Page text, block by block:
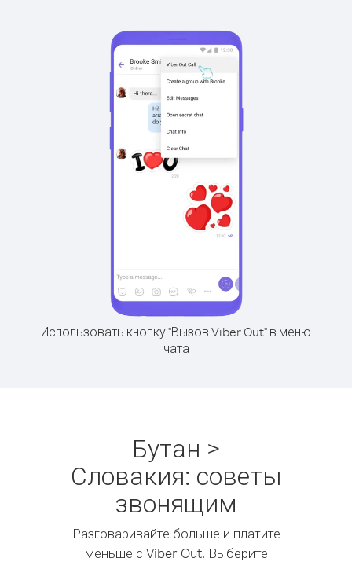
Использовать кнопку "Вызов Viber Out" в меню
чата
Бутан >
Словакия: советы
звонящим
Разговаривайте больше и платите
меньше с Viber Out. Выберите